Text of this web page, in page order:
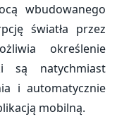
wbudowanego
światła przez
określenie
są natychmiast
i automatycznie
mobilną.